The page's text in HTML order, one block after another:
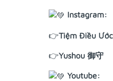
Instagram:
👉Tiệm Điều Ước
👉Yushou 御守
Youtube: